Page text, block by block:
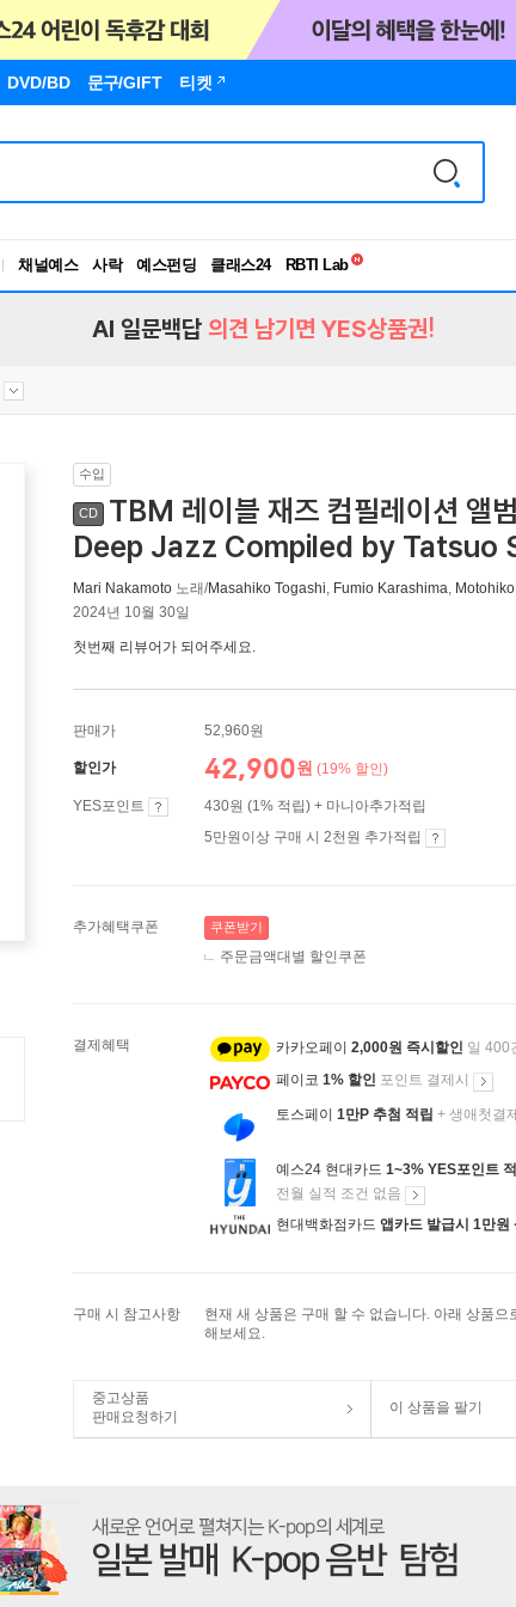
DVD/BD 문구/GIFT 티켓
채널예스 사락 예스펀딩 클래스24
독서유형검사
AI 일문백답 의견 남기면 YES상품권!
수입
CD
TBM 레이블 재즈 컴필레이션
Deep Jazz Compiled by Tatsuo
Mari Nakamoto 노래/Masahiko Togashi, Fumio Karashima,
2024년 10월 30일
첫번째 리뷰어가 되어주세요.
판매가 52,960원
할인가 42,900원 (19% 할인)
YES포인트
430원 (1% 적립) + 마니아추가적립
5만원이상 구매 시 2천원 추가적립
추가혜택쿠폰 쿠폰받기
주문금액대별 할인쿠폰
결제혜택 카카오페이 2,000원 즉시할인 일 400
페이코 1% 할인 포인트 결제시
토스페이 1만P 추첨 적립 + 생애첫결
예스24 현대카드 1~3% YES포인트
전월 실적 조건 없음
현대백화점카드 앱카드 발급시 1만원
구매 시 참고사항
현재 새 상품은 구매 할 수 없습니다. 아래 상품으
해보세요.
중고상품
판매요청하기
이 상품을 팔기